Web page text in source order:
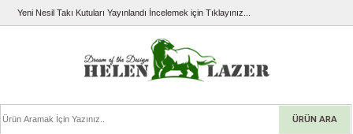
Yeni Nesil Takı Kutuları Yayınlandı İncelemek için Tıklayınız...
ÜRÜN ARA